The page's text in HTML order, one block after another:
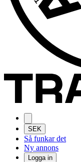
SEK
Så funkar det
Ny annons
Logga in